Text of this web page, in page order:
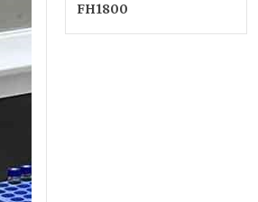
FH1800